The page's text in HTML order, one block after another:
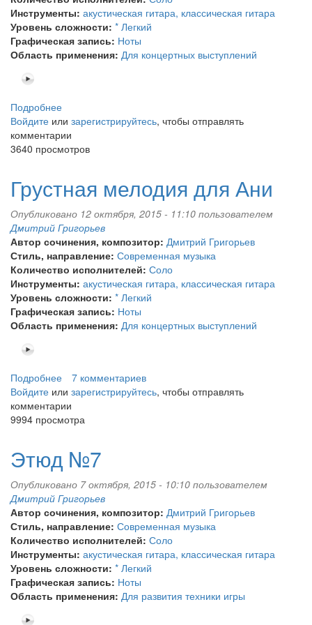
Инструменты: акустическая гитара, классическая гитара
Уровень сложности: * Легкий
Графическая запись: Ноты
Область применения: Для концертных выступлений
Подробнее
Четыре
капельки
Войдите или зарегистрируйтесь, чтобы отправлять
комментарии
3640 просмотров
Грустная мелодия для Ани
Опубликовано 12 октября, 2015 - 11:10 пользователем
Дмитрий Григорьев
Автор сочинения, композитор: Дмитрий Григорьев
Стиль, направление: Современная музыка
Количество исполнителей: Соло
Инструменты: акустическая гитара, классическая гитара
Уровень сложности: * Легкий
Графическая запись: Ноты
Область применения: Для концертных выступлений
Подробнее
Грустная
мелодия
для
7 комментариев
Войдите или зарегистрируйтесь, чтобы отправлять
комментарии
9994 просмотра
Этюд №7
Опубликовано 7 октября, 2015 - 10:10 пользователем
Дмитрий Григорьев
Автор сочинения, композитор: Дмитрий Григорьев
Стиль, направление: Современная музыка
Количество исполнителей: Соло
Инструменты: акустическая гитара, классическая гитара
Уровень сложности: * Легкий
Графическая запись: Ноты
Область применения: Для развития техники игры